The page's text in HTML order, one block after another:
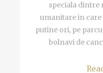
speciala dintre
umanitare in care
putine ori, pe
bolnavi de